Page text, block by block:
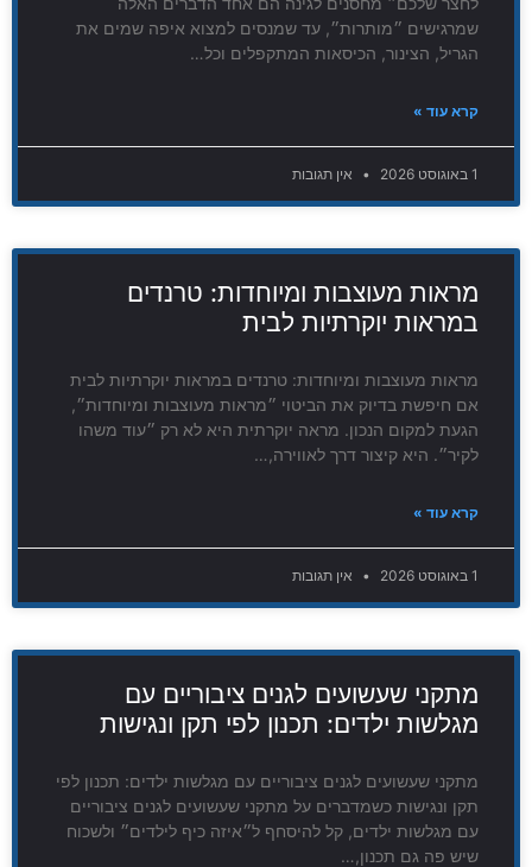
שמרגישים ״מותרות״, עד שמנסים למצוא איפה שמים את
הגריל, הצינור, הכיסאות המתקפלים וכל…
קרא עוד »
1 באוגוסט 2026 אין תגובות
מראות מעוצבות ומיוחדות: טרנדים
במראות יוקרתיות לבית
מראות מעוצבות ומיוחדות: טרנדים במראות יוקרתיות לבית
אם חיפשת בדיוק את הביטוי ״מראות מעוצבות ומיוחדות״,
הגעת למקום הנכון. מראה יוקרתית היא לא רק ״עוד משהו
לקיר״. היא קיצור דרך לאווירה,…
קרא עוד »
1 באוגוסט 2026 אין תגובות
מתקני שעשועים לגנים ציבוריים עם
מגלשות ילדים: תכנון לפי תקן ונגישות
מתקני שעשועים לגנים ציבוריים עם מגלשות ילדים: תכנון לפי
תקן ונגישות כשמדברים על מתקני שעשועים לגנים ציבוריים
עם מגלשות ילדים, קל להיסחף ל״איזה כיף לילדים״ ולשכוח
שיש פה גם תכנון,…